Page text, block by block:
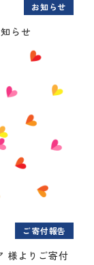
お知らせ
らせ
ご寄付報告
様よりご寄付